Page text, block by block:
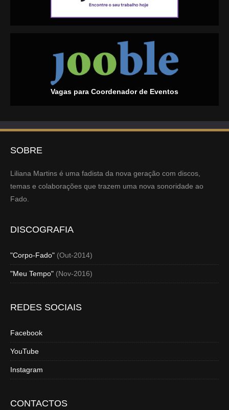
Vagas para Coordenador de Eventos
SOBRE
Liliana Martins é uma fadista da nova geração com discos,
temas e colaborações que trazem uma nova sonoridade ao
Fado.
DISCOGRAFIA
"Corpo-Fado" (Out-2014)
"Meu Tempo" (Nov-2016)
REDES SOCIAIS
Facebook
YouTube
Instagram
CONTACTOS